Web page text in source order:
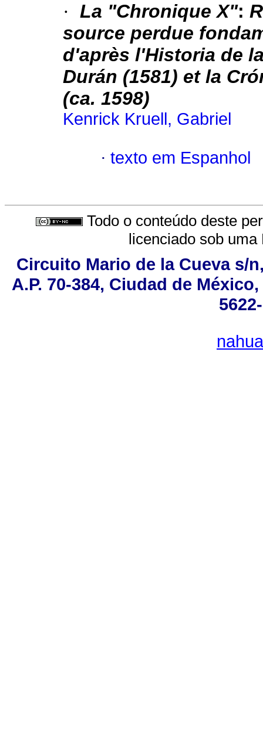
· La "Chronique X":
source perdue
d'après l'Historia de
Durán (1581) et la
(ca. 1598)
Kenrick Kruell, Gabriel
· texto em Espanhol
Todo o conteúdo deste
licenciado sob uma
Circuito Mario de la Cueva s/
A.P. 70-384, Ciudad de